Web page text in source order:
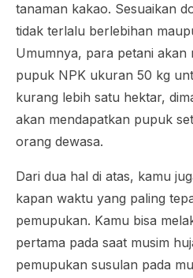
tanaman kakao. Sesuaikan
tidak terlalu berlebihan
Umumnya, para petani akan
pupuk NPK ukuran 50 kg
kurang lebih satu hektar,
akan mendapatkan pupuk
orang dewasa.
Dari dua hal di atas, kamu
kapan waktu yang paling
pemupukan. Kamu bisa
pertama pada saat musim
pemupukan susulan pada